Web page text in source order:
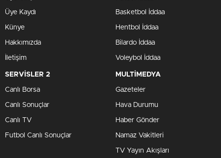
Üye Kaydı
Künye
Hakkımızda
İletişim
Basketbol İddaa
Hentbol İddaa
Bilardo İddaa
Voleybol İddaa
SERVİSLER 2
Canlı Borsa
Canlı Sonuçlar
Canlı TV
Futbol Canlı Sonuçlar
MULTİMEDYA
Gazeteler
Hava Durumu
Haber Gönder
Namaz Vakitleri
TV Yayın Akışları